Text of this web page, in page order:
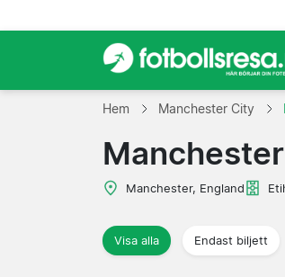
Hem Manchester City
Manchester, England
Visa alla Endast biljett